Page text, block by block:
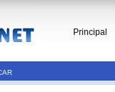
Principal